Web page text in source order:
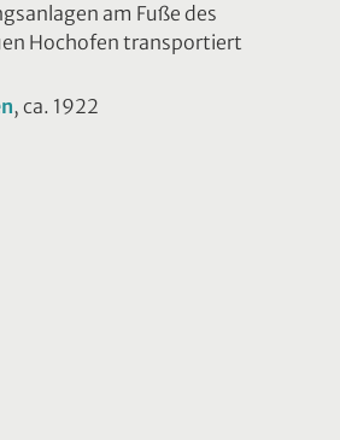
am Fuße des
Hochofen transportiert
, ca. 1922